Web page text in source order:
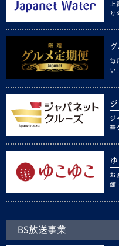
り
毎
い
ジ
華
お
館
BS放送事業